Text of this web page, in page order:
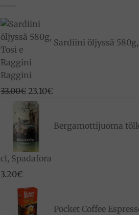
Sardiini öljyssä 580g,
Raggini
33.00€ Alkuperäinen
hinta
oli:
33.00€.
23.10€Nykyinen
23.10€.
Bergamottijuoma
cl, Spadafora
3.20€
Pocket Coffee